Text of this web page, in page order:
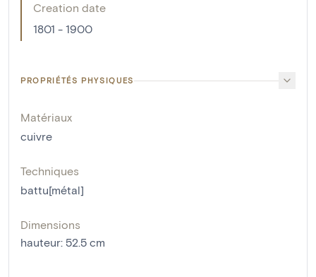
Creation date
1801 - 1900
PROPRIÉTÉS PHYSIQUES
Matériaux
cuivre
Techniques
battu[métal]
Dimensions
hauteur: 52.5 cm